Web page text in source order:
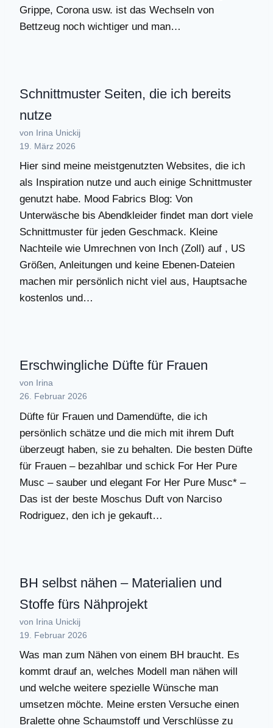
Grippe, Corona usw. ist das Wechseln von
Bettzeug noch wichtiger und man…
Schnittmuster Seiten, die ich bereits
nutze
von Irina Unickij
19. März 2026
Hier sind meine meistgenutzten Websites, die ich
als Inspiration nutze und auch einige Schnittmuster
genutzt habe. Mood Fabrics Blog: Von
Unterwäsche bis Abendkleider findet man dort viele
Schnittmuster für jeden Geschmack. Kleine
Nachteile wie Umrechnen von Inch (Zoll) auf , US
Größen, Anleitungen und keine Ebenen-Dateien
machen mir persönlich nicht viel aus, Hauptsache
kostenlos und…
Erschwingliche Düfte für Frauen
von Irina
26. Februar 2026
Düfte für Frauen und Damendüfte, die ich
persönlich schätze und die mich mit ihrem Duft
überzeugt haben, sie zu behalten. Die besten Düfte
für Frauen – bezahlbar und schick For Her Pure
Musc – sauber und elegant For Her Pure Musc* –
Das ist der beste Moschus Duft von Narciso
Rodriguez, den ich je gekauft…
BH selbst nähen – Materialien und
Stoffe fürs Nähprojekt
von Irina Unickij
19. Februar 2026
Was man zum Nähen von einem BH braucht. Es
kommt drauf an, welches Modell man nähen will
und welche weitere spezielle Wünsche man
umsetzen möchte. Meine ersten Versuche einen
Bralette ohne Schaumstoff und Verschlüsse zu